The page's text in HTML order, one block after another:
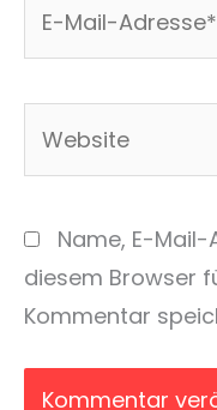
Name, E-
diesem Browser
Kommentar